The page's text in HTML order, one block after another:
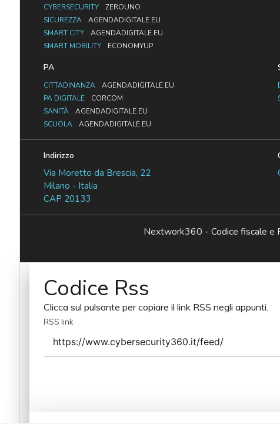
CYBERSECURITY
ZEROUNO
SICUREZZA
AGENDADIGITALE.EU
SMART CITY
AGENDADIGITALE.EU
SMART MOBILITY
ECONOMYUP
PA
CITTADINANZA
AGENDADIGITALE.EU
PA DIGITALE
CORCOM
SANITÀ
AGENDADIGITALE.EU
SCUOLA
AGENDADIGITALE.EU
Indirizzo
Via Moretto da Brescia, 22
Milano - Italia
CAP 20133
Nextwork360 - Codice fiscale
Codice Rss
Clicca sul pulsante per copiare il link RSS negli appunti.
RSS link